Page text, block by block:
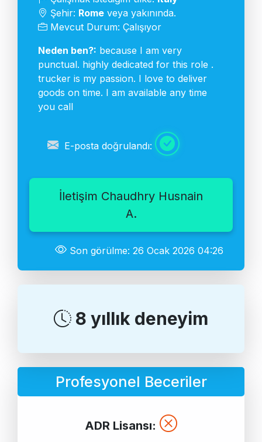
Şehir: Rome veya yakınında.
Mevcut Durum: Çalışıyor
Neden ben?: because I am very
punctual. highly dedicated for this role .
trucker is my passion. I love to deliver
goods on time. I am available any time
you call
E-posta doğrulandı:
İletişim Chaudhry Husnain
A.
Son görülme: 26 Ocak 2026 04:26
8 yıllık deneyim
Profesyonel Beceriler
ADR Lisansı: